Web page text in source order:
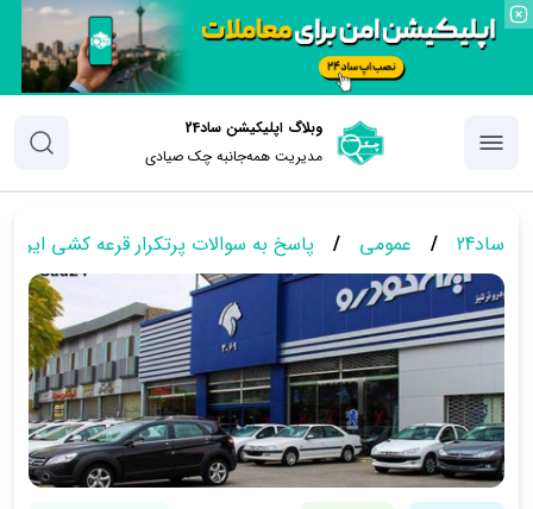
وبلاگ اپلیکیشن ساد24
مدیریت همه‌جانبه چک‌ صیادی
ساد24 / عمومی / پاسخ به سوالات پرتکرار قرعه کشی ایران